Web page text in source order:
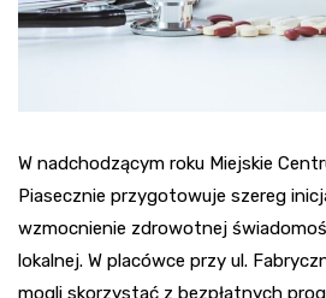
W nadchodzącym roku Miejskie
Piasecznie przygotowuje szereg
wzmocnienie zdrowotnej
lokalnej. W placówce przy ul.
mogli skorzystać z bezpłatnych